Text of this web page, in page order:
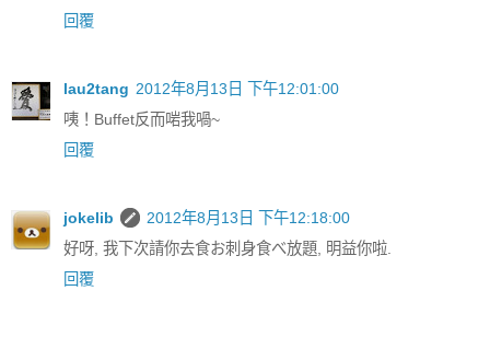
回覆
lau2tang 2012年8月13日 下午12:01:00
咦！Buffet反而啱我喎~
回覆
jokelib
2012年8月13日 下午12:18:00
好呀, 我下次請你去食お刺身食べ放題, 明益你啦.
回覆